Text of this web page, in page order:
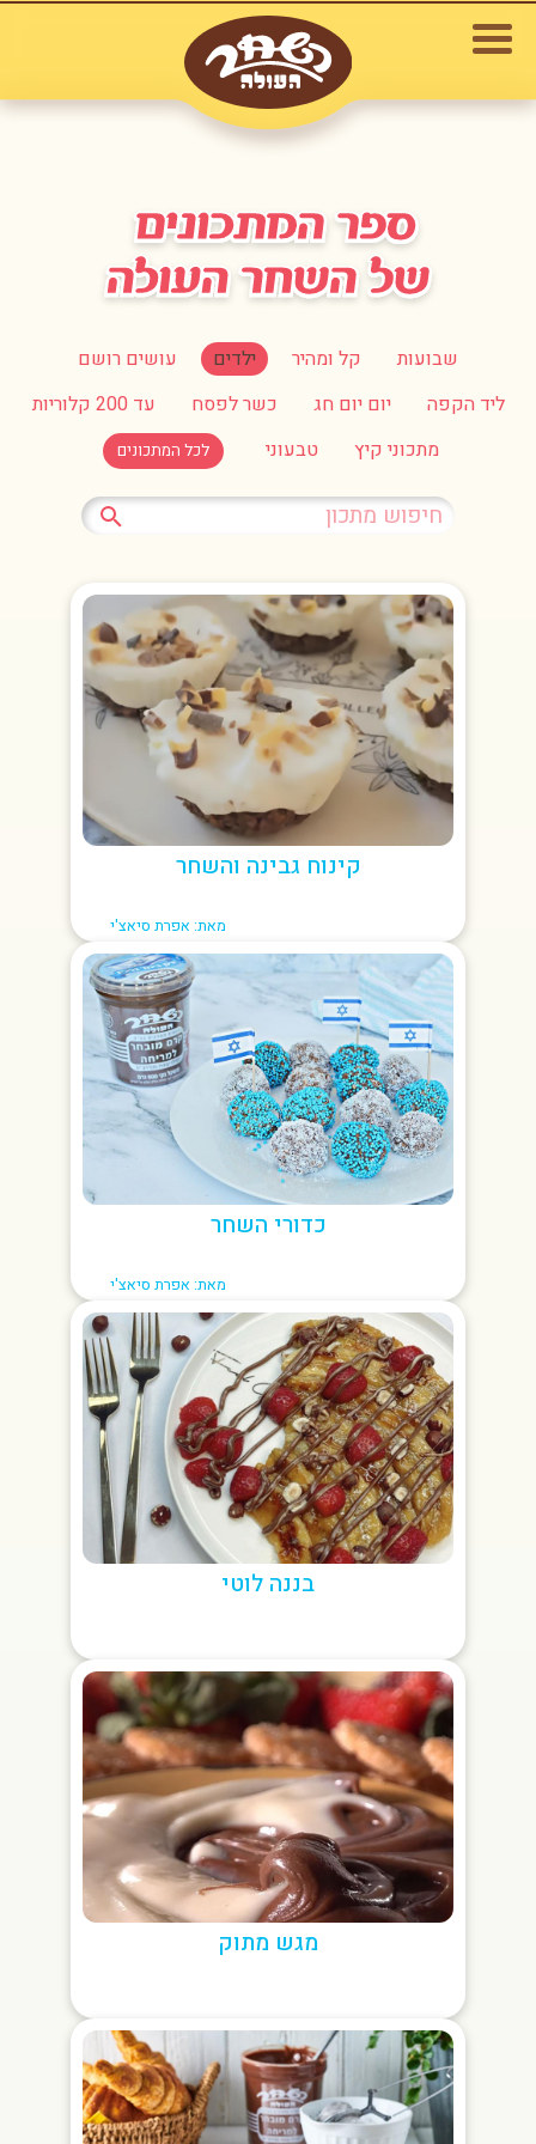
שבועות קל ומהיר ילדים
עושים רושם
ליד הקפה
יום יום חג כשר לפסח
עד 200 קלוריות
מתכוני קיץ
טבעוני לכל המתכונים
קינוח גבינה והשחר
מאת: אפרת סיאצ'י
כדורי השחר
מאת: אפרת סיאצ'י
בננה לוטי
מגש מתוק